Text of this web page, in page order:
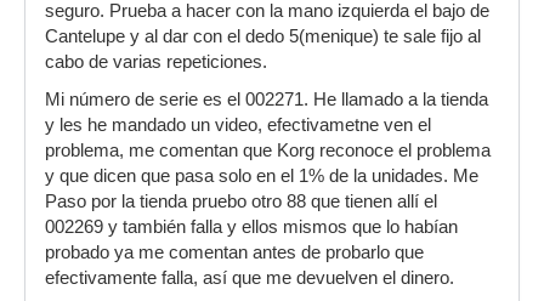
seguro. Prueba a hacer con la mano izquierda el bajo de
Cantelupe y al dar con el dedo 5(menique) te sale fijo al
cabo de varias repeticiones.
Mi número de serie es el 002271. He llamado a la tienda
y les he mandado un video, efectivametne ven el
problema, me comentan que Korg reconoce el problema
y que dicen que pasa solo en el 1% de la unidades. Me
Paso por la tienda pruebo otro 88 que tienen allí el
002269 y también falla y ellos mismos que lo habían
probado ya me comentan antes de probarlo que
efectivamente falla, así que me devuelven el dinero.